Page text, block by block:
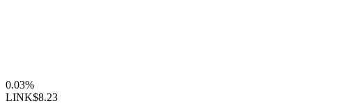
0.03%
LINK$8.23